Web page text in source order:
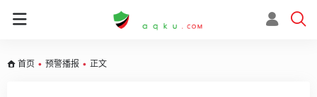
首页 • 预警播报 • 正文